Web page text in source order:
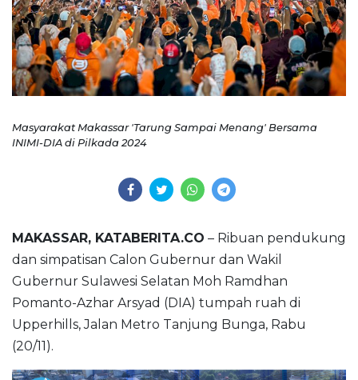
Masyarakat Makassar 'Tarung Sampai Menang' Bersama
INIMI-DIA di Pilkada 2024
MAKASSAR, KATABERITA.CO – Ribuan pendukung
dan simpatisan Calon Gubernur dan Wakil
Gubernur Sulawesi Selatan Moh Ramdhan
Pomanto-Azhar Arsyad (DIA) tumpah ruah di
Upperhills, Jalan Metro Tanjung Bunga, Rabu
(20/11).